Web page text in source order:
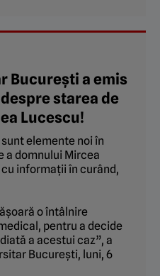
București a emis
starea de
Lucescu!
elemente noi în
a domnului Mircea
informații în curând,
o întâlnire
pentru a decide
a acestui caz”, a
București, luni, 6